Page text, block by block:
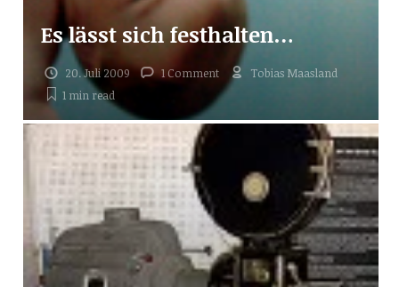
Es lässt sich festhalten…
20. Juli 2009 1 Comment
Tobias Maasland
1 minread